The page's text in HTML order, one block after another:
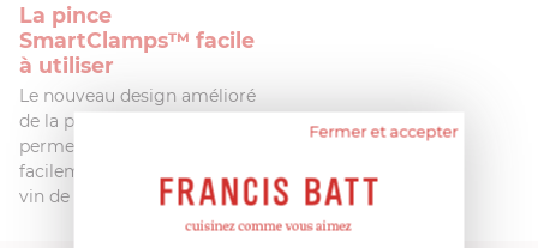
La pince
SmartClamps™ facile
à utiliser
Le nouveau design amélioré
de la pince SmartClamps™
permet au système d’être
facilement inséré et retiré du
vin de votre choix.
Fermer et accepter